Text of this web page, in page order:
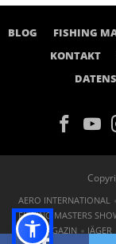
BLOG FISHING
KONTAKT
AERO INTERNATIONAL
FISHING MASTERS
GOLF MAGAZIN
JÄGER